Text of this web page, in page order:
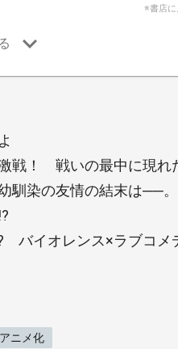
※書店に
戦！ 戦いの最中に現
馴染の友情の結末は──
バイオレンス×ラブコメ
アニメ化